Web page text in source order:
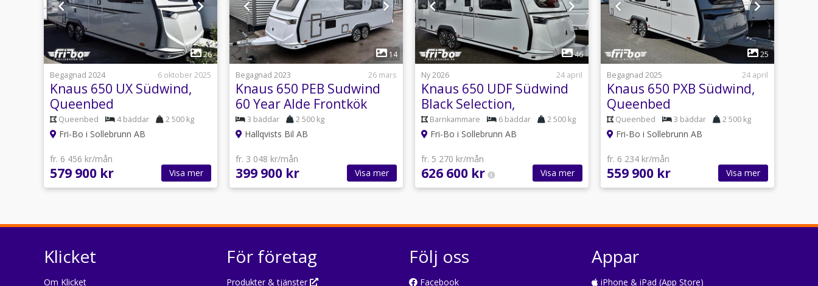
1
26
Begagnad 2024
6 oktober 2025
Knaus 650 UX Südwind,
Queenbed
Queenbed 4 bäddar 2 500 kg
Fri-Bo i Sollebrunn AB
fr. 6 456 kr/mån
579 900 kr Visa mer
1
14
Begagnad 2023
26 mars
Knaus 650 PEB Sudwind
60 Year Alde Frontkök
3 bäddar 2 500 kg
Hallqvists Bil AB
fr. 3 048 kr/mån
399 900 kr Visa mer
1
46
Ny 2026
24 april
Knaus 650 UDF Südwind
Black Selection,
Barnkammare
Barnkammare 6 bäddar 2 500 kg
Fri-Bo i Sollebrunn AB
fr. 5 270 kr/mån
626 600 kr Visa mer
1
25
Begagnad 2025
24 april
Knaus 650 PXB Südwind,
Queenbed
Queenbed 3 bäddar 2 500 kg
Fri-Bo i Sollebrunn AB
fr. 6 234 kr/mån
559 900 kr Visa mer
Klicket
Om Klicket
För företag
Produkter & tjänster
Följ oss
Facebook
Appar
iPhone & iPad (App Store)